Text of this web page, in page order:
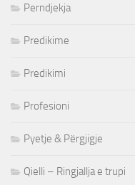
Perndjekja
Predikime
Predikimi
Profesioni
Pyetje & Përgjigje
Qielli – Ringjallja e trupi